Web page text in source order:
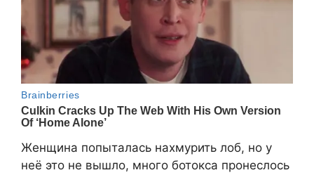
Женщина попыталась нахмурить лоб, но у
неё это не вышло, много ботокса пронеслось